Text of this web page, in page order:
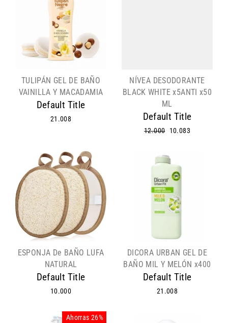
TULIPÁN GEL DE BAÑO
VAINILLA Y MACADAMIA
Default Title
21.008
NÍVEA DESODORANTE
BLACK WHITE x5ANTI x50
ML
Default Title
Precio
12.000
Precio
10.083
ESPONJA De BAÑO LUFA
NATURAL
Default Title
10.000
DICORA URBAN GEL DE
BAÑO MIL Y MELÓN x400
Default Title
21.008
Ahorras 26%